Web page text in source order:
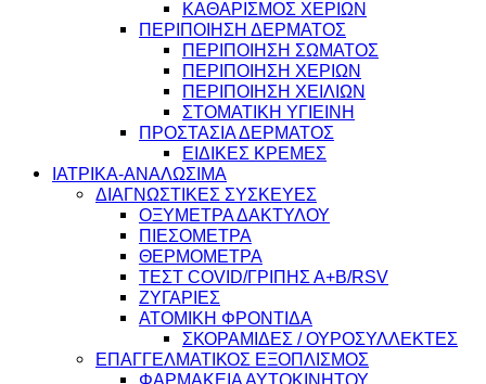
ΚΑΘΑΡΙΣΜΟΣ ΧΕΡΙΩΝ
ΠΕΡΙΠΟΙΗΣΗ ΔΕΡΜΑΤΟΣ
ΠΕΡΙΠΟΙΗΣΗ ΣΩΜΑΤΟΣ
ΠΕΡΙΠΟΙΗΣΗ ΧΕΡΙΩΝ
ΠΕΡΙΠΟΙΗΣΗ ΧΕΙΛΙΩΝ
ΣΤΟΜΑΤΙΚΗ ΥΓΙΕΙΝΗ
ΠΡΟΣΤΑΣΙΑ ΔΕΡΜΑΤΟΣ
ΕΙΔΙΚΕΣ ΚΡΕΜΕΣ
ΙΑΤΡΙΚΑ-ΑΝΑΛΩΣΙΜΑ
ΔΙΑΓΝΩΣΤΙΚΕΣ ΣΥΣΚΕΥΕΣ
ΟΞΥΜΕΤΡΑ ΔΑΚΤΥΛΟΥ
ΠΙΕΣΟΜΕΤΡΑ
ΘΕΡΜΟΜΕΤΡΑ
ΤΕΣΤ COVID/ΓΡΙΠΗΣ Α+Β/RSV
ΖΥΓΑΡΙΕΣ
ΑΤΟΜΙΚΗ ΦΡΟΝΤΙΔΑ
ΣΚΟΡΑΜΙΔΕΣ / ΟΥΡΟΣΥΛΛΕΚΤΕΣ
ΕΠΑΓΓΕΛΜΑΤΙΚΟΣ ΕΞΟΠΛΙΣΜΟΣ
ΦΑΡΜΑΚΕΙΑ ΑΥΤΟΚΙΝΗΤΟΥ